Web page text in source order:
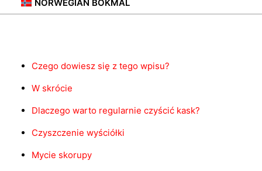
NORWEGIAN BOKMÅL
Contents
Czego dowiesz się z tego wpisu?
W skrócie
Dlaczego warto regularnie czyścić kask?
Czyszczenie wyściółki
Mycie skorupy